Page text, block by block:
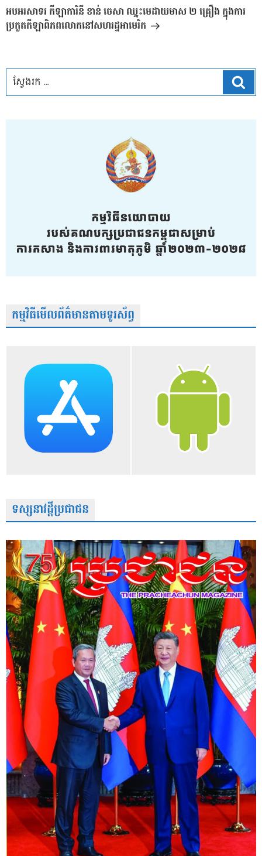
បន្ទាប់
អបអរសាទរ​ កីឡាការិនី​ ខាន់ ចេសា​ ឈ្នះ​មេដាយ​មាស​ ២​ គ្រឿង​ ​ក្នុង​ការ​
ប្រកួតកីឡា​​​ពិភព​លោក​​នៅ​សហរដ្ឋអាមេរិក​
កម្មវិធីមើលព័ត៌មានតាមទូរស័ព្វ
ទស្សនាវដ្តីប្រជាជន